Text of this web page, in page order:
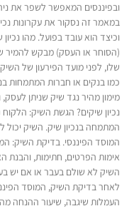
ובפיננסים המאפשר לשפר את
במאמר זה נסקור את עקרונות
וכיצד הוא עובד בפועל. מהו
(הסוחר או העסק) מבקש להמיר
שלו, לפני מועד הפירעון של
כמו בנקים או חברות המתמחות
מימון מהיר נגד שיק שניתן
נכיון שיקים? הגשת השיק:
המתמחה בנכיון שיק. השיק יכול
המוסד הפיננסי. בדיקת השיק:
אימות הפרטים, חתימות, והבנת
השיק לא שולם בעבר או אם יש
לאחר בדיקת השיק, המוסד
העמלות שיגבה, שיעור ההנחה